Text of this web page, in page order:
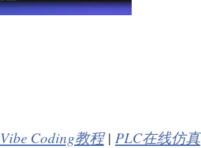
Vibe Coding教程| PLC在线仿真